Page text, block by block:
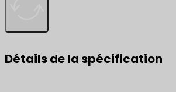
Détails de la spécification